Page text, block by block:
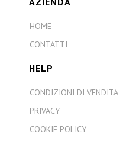
HOME
CONTATTI
HELP
CONDIZIONI DI VENDITA
PRIVACY
COOKIE POLICY